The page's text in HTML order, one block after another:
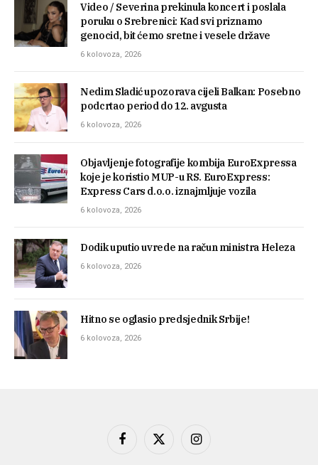
Video / Severina prekinula koncert i poslala
poruku o Srebrenici: Kad svi priznamo
genocid, bit ćemo sretne i vesele države
6 kolovoza, 2026
Nedim Sladić upozorava cijeli Balkan: Posebno
podcrtao period do 12. avgusta
6 kolovoza, 2026
Objavljenje fotografije kombija EuroExpressa
koje je koristio MUP-u RS. EuroExpress:
Express Cars d.o.o. iznajmljuje vozila
6 kolovoza, 2026
Dodik uputio uvrede na račun ministra Heleza
6 kolovoza, 2026
Hitno se oglasio predsjednik Srbije!
6 kolovoza, 2026
Facebook
X
Instagram